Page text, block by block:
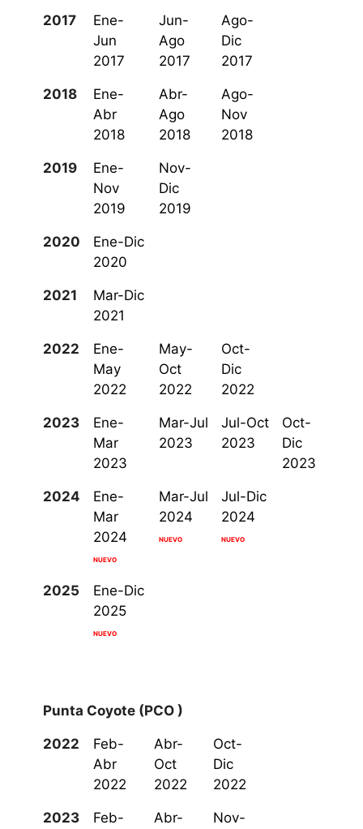
2017
Ene-
Jun
2017
Jun-
Ago
2017
Ago-
Dic
2017
2018
Ene-
Abr
2018
Abr-
Ago
2018
Ago-
Nov
2018
2019
Ene-
Nov
2019
Nov-
Dic
2019
2020
Ene-Dic
2020
2021
Mar-Dic
2021
2022
Ene-
May
2022
May-
Oct
2022
Oct-
Dic
2022
2023
Ene-
Mar
2023
Mar-Jul
2023
Jul-Oct
2023
Oct-
Dic
2023
2024
Ene-
Mar
2024
NUEVO
Mar-Jul
2024
NUEVO
Jul-Dic
2024
NUEVO
2025
Ene-Dic
2025
NUEVO
Punta Coyote (PCO )
2022
Feb-
Abr
2022
Abr-
Oct
2022
Oct-
Dic
2022
2023
Feb-
Abr-
Nov-